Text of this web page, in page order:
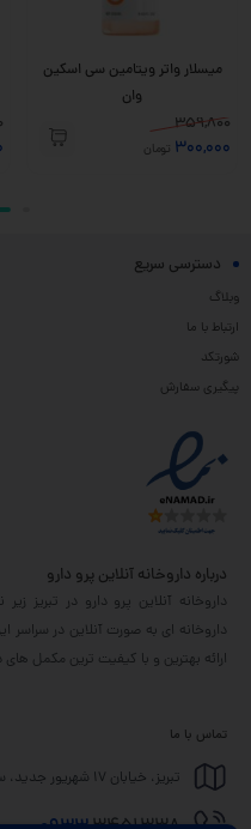
میسلار واتر ویتامین سی اسکین
وان
359,800
300,000 تومان
دسترسی سریع
وبلاگ
ارتباط با ما
شورتکد
پیگیری سفارش
درباره داروخانه آنلاین پرو دارو
داروخانه آنلاین پرو دارو در تبریز
داروخانه ای به صورت آنلاین در
ارائه بهترین و با کیفیت ترین مکمل
تماس با ما
تبریز، خیابان 17 شهریور جدید، ساختمان 44، داروخانه دکتر فرشید عبادی